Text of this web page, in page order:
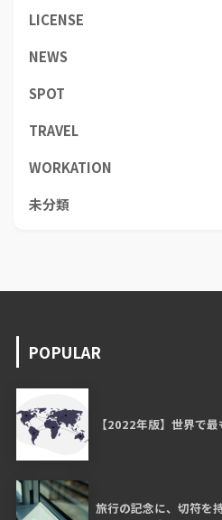
LICENSE
NEWS
SPOT
TRAVEL
WORKATION
未分類
POPULAR
【2022年版】世界で
旅行の記念に、切符を